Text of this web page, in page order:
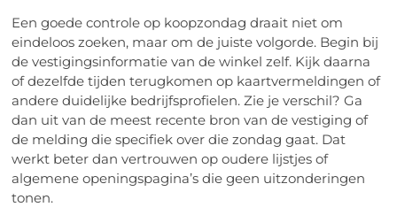
Een goede controle op koopzondag draait niet om
eindeloos zoeken, maar om de juiste volgorde. Begin bij
de vestigingsinformatie van de winkel zelf. Kijk daarna
of dezelfde tijden terugkomen op kaartvermeldingen of
andere duidelijke bedrijfsprofielen. Zie je verschil? Ga
dan uit van de meest recente bron van de vestiging of
de melding die specifiek over die zondag gaat. Dat
werkt beter dan vertrouwen op oudere lijstjes of
algemene openingspagina’s die geen uitzonderingen
tonen.